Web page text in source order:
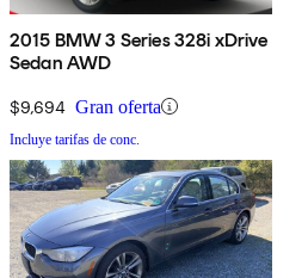
2015 BMW 3 Series 328i xDrive
Sedan AWD
$9,694 Gran oferta
Incluye tarifas de conc.